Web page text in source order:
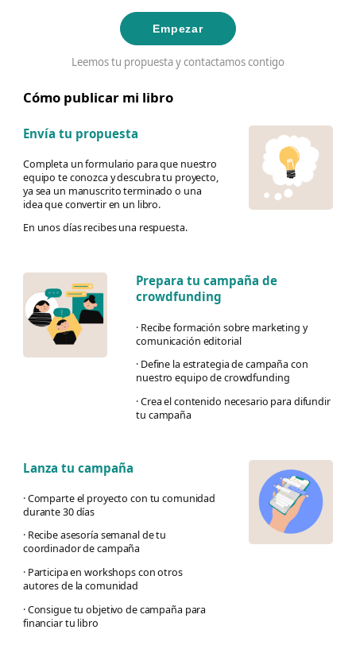
Empezar
Leemos tu propuesta y contactamos contigo
Cómo publicar mi libro
Envía tu propuesta
Completa un formulario para que nuestro
equipo te conozca y descubra tu proyecto,
ya sea un manuscrito terminado o una
idea que convertir en un libro.
En unos días recibes una respuesta.
Prepara tu campaña de
crowdfunding
· Recibe formación sobre marketing y
comunicación editorial
· Define la estrategia de campaña con
nuestro equipo de crowdfunding
· Crea el contenido necesario para difundir
tu campaña
Lanza tu campaña
· Comparte el proyecto con tu comunidad
durante 30 días
· Recibe asesoría semanal de tu
coordinador de campaña
· Participa en workshops con otros
autores de la comunidad
· Consigue tu objetivo de campaña para
financiar tu libro